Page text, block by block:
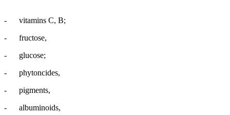
- vitamins C, B;
- fructose,
- glucose;
- phytoncides,
- pigments,
- albuminoids,